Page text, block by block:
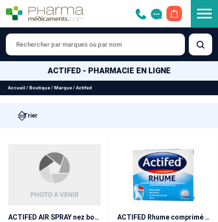
ACTIFED - PHARMACIE EN LIGNE
Accueil / Boutique/ Marque/Actifed
ACTIFED AIR SPRAY nez bouché, rhinite-rhume ACTIFED Rhume comprimé boîte de 15